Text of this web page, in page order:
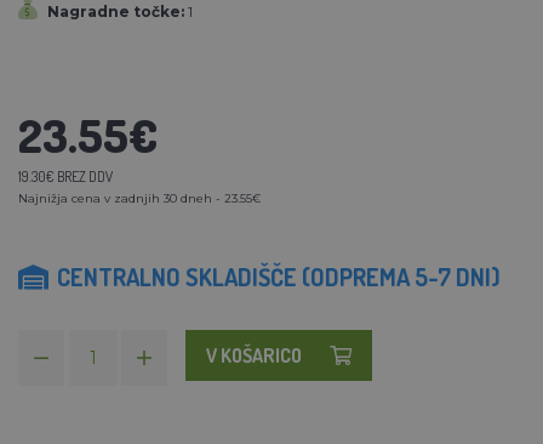
Nagradne točke: 1
23.55€
19.30€ BREZ DDV
Najnižja cena v zadnjih 30 dneh - 23.55€
CENTRALNO SKLADIŠČE (ODPREMA 5-7 DNI)
V KOŠARICO